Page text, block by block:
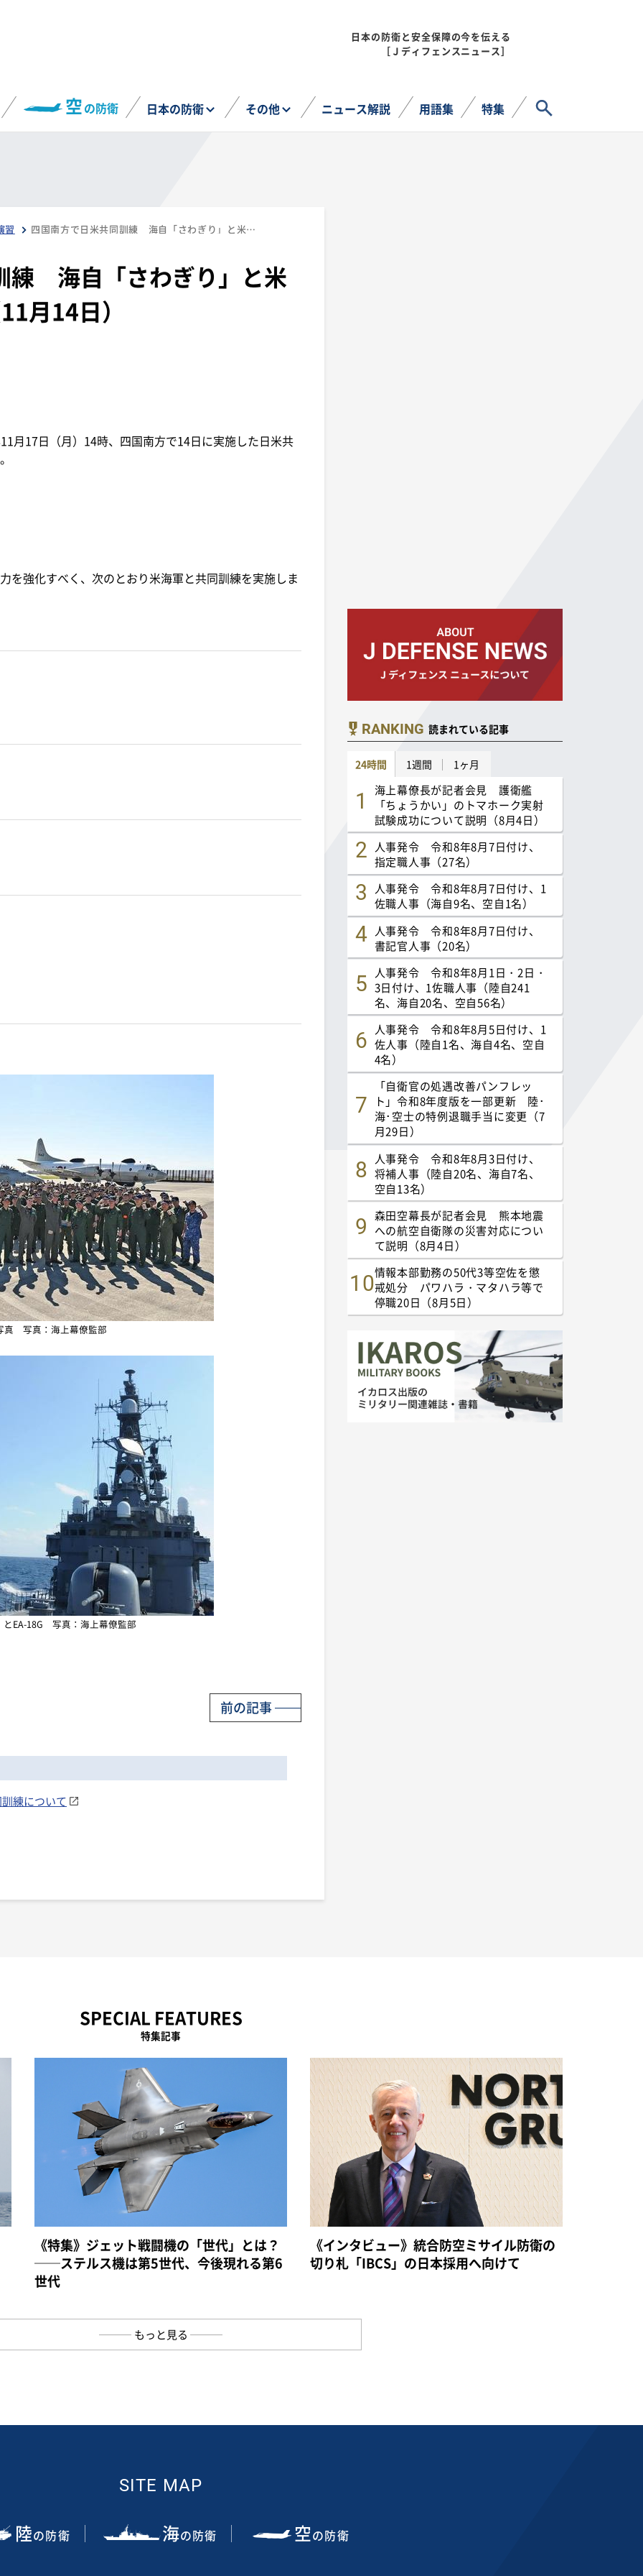
日本の防衛と安全保障の今を伝える
［Ｊディフェンスニュース］
空の防衛 日本の防衛 その他 ニュース解説 用語集 特集
習 四国南方で日米共同訓練 海自「さわぎり」と米海軍EA-18Gが参加（11月14日）
練 海自「さわぎり」と米
月14日）
17日（月）14時、四国南方で14日に実施した日米共
強化すべく、次のとおり米海軍と共同訓練を実施しま
真 写真：海上幕僚監部
とEA-18G 写真：海上幕僚監部
前の記事
練について
RANKING 読まれている記事
24時間 1週間 1ヶ月
海上幕僚長が記者会見 護衛艦
「ちょうかい」のトマホーク実射
試験成功について説明（8月4日）
人事発令 令和8年8月7日付け、
指定職人事（27名）
人事発令 令和8年8月7日付け、1
佐職人事（海自9名、空自1名）
人事発令 令和8年8月7日付け、
書記官人事（20名）
人事発令 令和8年8月1日・2日・
3日付け、1佐職人事（陸自241
名、海自20名、空自56名）
人事発令 令和8年8月5日付け、1
佐人事（陸自1名、海自4名、空自
4名）
「自衛官の処遇改善パンフレッ
ト」令和8年度版を一部更新 陸･
海･空士の特例退職手当に変更（7
月29日）
人事発令 令和8年8月3日付け、
将補人事（陸自20名、海自7名、
空自13名）
森田空幕長が記者会見 熊本地震
への航空自衛隊の災害対応につい
て説明（8月4日）
情報本部勤務の50代3等空佐を懲
戒処分 パワハラ・マタハラ等で
停職20日（8月5日）
SPECIAL FEATURES
特集記事
《特集》ジェット戦闘機の「世代」とは？
──ステルス機は第5世代、今後現れる第6
世代
《インタビュー》統合防空ミサイル防衛の
切り札「IBCS」の日本採用へ向けて
もっと見る
SITE MAP
陸の防衛 海の防衛 空の防衛